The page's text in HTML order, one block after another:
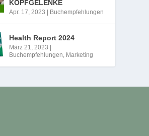
KOPFGELENKE
Apr. 17, 2023 Buchempfehlungen
Health Report 2024
März 21, 2023
Buchempfehlungen, Marketing